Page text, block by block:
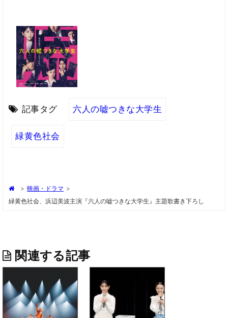
記事タグ 六人の嘘つきな大学生
緑黄色社会
> 映画・ドラマ >
緑黄色社会、浜辺美波主演『六人の嘘つきな大学生』主題歌書き下ろし
関連する記事